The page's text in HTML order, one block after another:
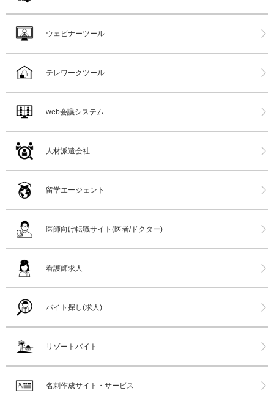
ウェビナーツール
テレワークツール
web会議システム
人材派遣会社
留学エージェント
医師向け転職サイト(医者/ドクター)
看護師求人
バイト探し(求人)
リゾートバイト
名刺作成サイト・サービス